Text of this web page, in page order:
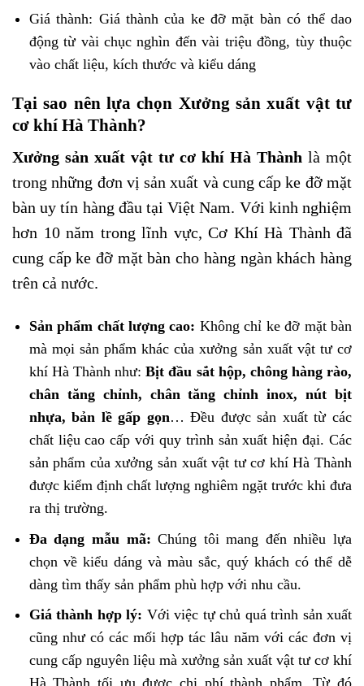
Giá thành: Giá thành của ke đỡ mặt bàn có thể dao
động từ vài chục nghìn đến vài triệu đồng, tùy thuộc
vào chất liệu, kích thước và kiểu dáng
Tại sao nên lựa chọn Xưởng sản xuất vật tư
cơ khí Hà Thành?
Xưởng sản xuất vật tư cơ khí Hà Thành là một
trong những đơn vị sản xuất và cung cấp ke đỡ mặt
bàn uy tín hàng đầu tại Việt Nam. Với kinh nghiệm
hơn 10 năm trong lĩnh vực, Cơ Khí Hà Thành đã
cung cấp ke đỡ mặt bàn cho hàng ngàn khách hàng
trên cả nước.
Sản phẩm chất lượng cao: Không chỉ ke đỡ mặt bàn
mà mọi sản phẩm khác của xưởng sản xuất vật tư cơ
khí Hà Thành như:Bịt đầu sắt hộp, chông hàng rào,
chân tăng chỉnh, chân tăng chỉnh inox,nút bịt
nhựa,bản lề gấp gọn… Đều được sản xuất từ các
chất liệu cao cấp với quy trình sản xuất hiện đại. Các
sản phẩm của xưởng sản xuất vật tư cơ khí Hà Thành
được kiểm định chất lượng nghiêm ngặt trước khi đưa
ra thị trường.
Đa dạng mẫu mã: Chúng tôi mang đến nhiều lựa
chọn về kiểu dáng và màu sắc, quý khách có thể dễ
dàng tìm thấy sản phẩm phù hợp với nhu cầu.
Giá thành hợp lý: Với việc tự chủ quá trình sản xuất
cũng như có các mối hợp tác lâu năm với các đơn vị
cung cấp nguyên liệu mà xưởng sản xuất vật tư cơ khí